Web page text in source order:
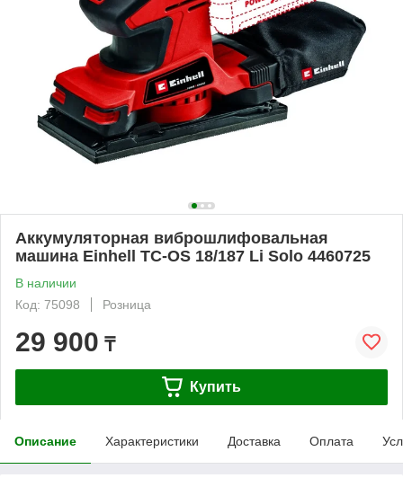
Аккумуляторная виброшлифовальная
машина Einhell TC-OS 18/187 Li Solo 4460725
В наличии
Код: 75098
Розница
29 900 ₸
Купить
Описание Характеристики Доставка Оплата